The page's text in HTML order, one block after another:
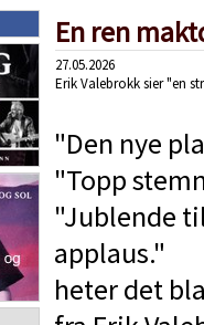
En ren
27.05.2026
Erik Valebrokk sier "en
"Den nye
"Topp
"Jublende
applaus."
heter det